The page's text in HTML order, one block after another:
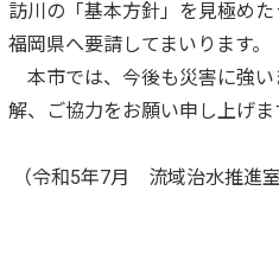
訪川の「基本方針」を見極め
福岡県へ要請してまいります。
本市では、今後も災害に強い
解、ご協力をお願い申し上げま
（令和5年7月 流域治水推進